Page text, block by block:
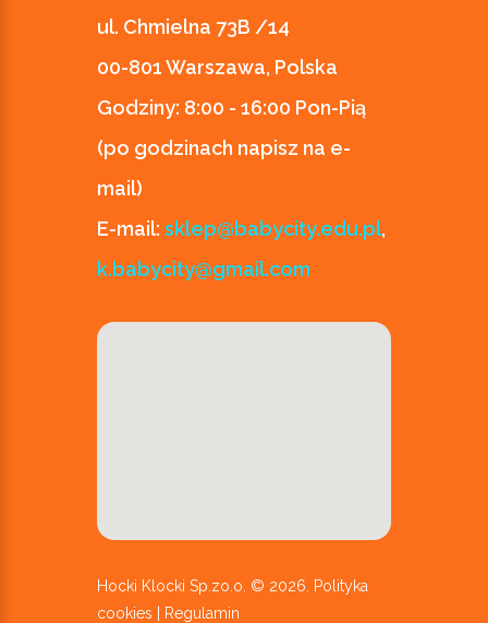
ul. Chmielna 73B /14
00-801 Warszawa, Polska
Godziny: 8:00 - 16:00 Pon-Pią
(po godzinach napisz na e-
mail)
E-mail: sklep@babycity.edu.pl,
k.babycity@gmail.com
Hocki Klocki Sp.zo.o. © 2026. Polityka
cookies
Regulamin